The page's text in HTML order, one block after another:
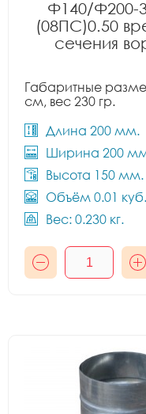
Ф140/Ф200-
(08ПС)0.50
сечения
Габаритные
см, вес 230 гр.
Длина 200 мм.
Ширина 200
Высота 150 мм.
Объём 0.01
Вес: 0.230 кг.